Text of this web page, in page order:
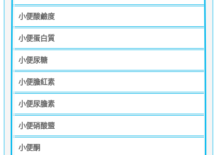
小便酸鹼度
小便蛋白質
小便尿糖
小便膽紅素
小便尿膽素
小便硝酸盬
小便酮